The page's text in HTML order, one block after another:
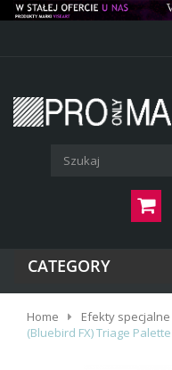
CATEGORY
Home Efekty specjalne
(Bluebird FX) Triage Palette